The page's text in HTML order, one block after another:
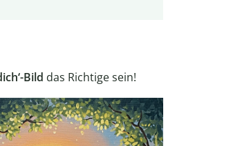
Bild das Richtige sein!